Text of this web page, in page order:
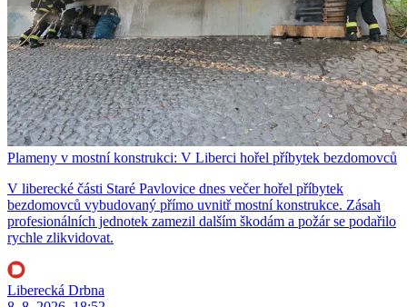
Plameny v mostní konstrukci: V Liberci hořel příbytek bezdomovců
V liberecké části Staré Pavlovice dnes večer hořel příbytek
bezdomovců vybudovaný přímo uvnitř mostní konstrukce. Zásah
profesionálních jednotek zamezil dalším škodám a požár se podařilo
rychle zlikvidovat.
Liberecká Drbna